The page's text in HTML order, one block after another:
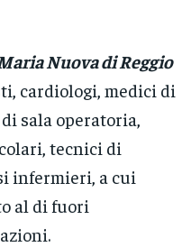
Nuova di Reggio
cardiologi, medici di
sala operatoria,
tecnici di
infermieri, a cui
al di fuori